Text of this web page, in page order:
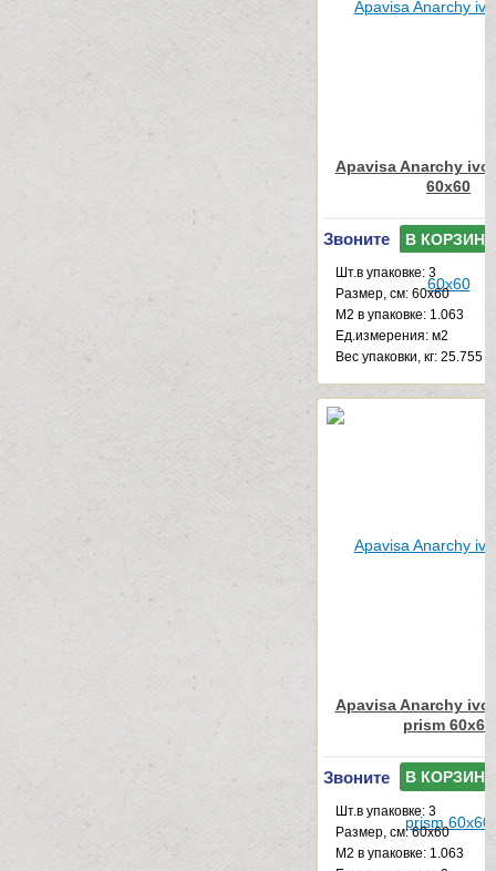
Apavisa Anarchy
60x60
Звоните В КОРЗИНУ
Шт.в упаковке: 3
Размер, см: 60x60
М2 в упаковке: 1.063
Ед.измерения: м2
Веc упаковки, кг: 25.755
Apavisa Anarchy
prism 60x60
Звоните В КОРЗИНУ
Шт.в упаковке: 3
Размер, см: 60x60
М2 в упаковке: 1.063